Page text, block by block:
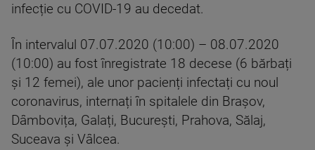
infecție cu COVID-19 au decedat.
În intervalul 07.07.2020 (10:00) – 08.07.2020
(10:00) au fost înregistrate 18 decese (6 bărbați
și 12 femei), ale unor pacienți infectați cu noul
coronavirus, internați în spitalele din Brașov,
Dâmbovița, Galați, București, Prahova, Sălaj,
Suceava și Vâlcea.